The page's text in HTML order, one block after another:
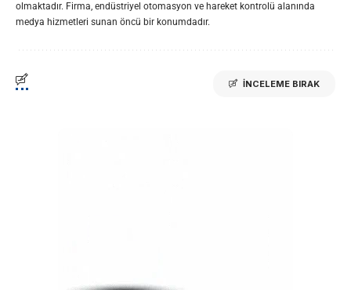
olmaktadır. Firma, endüstriyel otomasyon ve hareket kontrolü alanında
medya hizmetleri sunan öncü bir konumdadır.
İNCELEME BIRAK